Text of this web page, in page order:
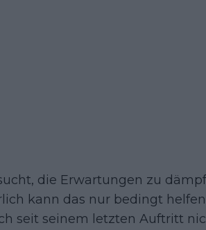
die Erwartungen zu
kann das nur bedingt
seit seinem letzten Auftritt